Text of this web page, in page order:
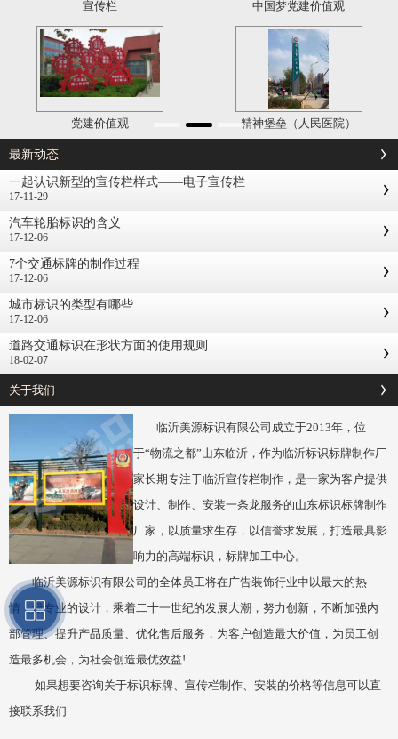
宣传栏 中国梦党建价值观
党建价值观 精神堡垒（人民医院）
最新动态
一起认识新型的宣传栏样式——电子宣传栏
17-11-29
汽车轮胎标识的含义
17-12-06
7个交通标牌的制作过程
17-12-06
城市标识的类型有哪些
17-12-06
道路交通标识在形状方面的使用规则
18-02-07
关于我们
临沂美源标识有限公司成立于2013年，位
于“物流之都”山东临沂，作为临沂标识标牌制作厂
家长期专注于临沂宣传栏制作，是一家为客户提供
设计、制作、安装一条龙服务的山东标识标牌制作
厂家，以质量求生存，以信誉求发展，打造最具影
响力的高端标识，标牌加工中心。
临沂美源标识有限公司的全体员工将在广告装饰行业中以最大的热
情，最专业的设计，乘着二十一世纪的发展大潮，努力创新，不断加强内
部管理、提升产品质量、优化售后服务，为客户创造最大价值，为员工创
造最多机会，为社会创造最优效益!
如果想要咨询关于标识标牌、宣传栏制作、安装的价格等信息可以直
接联系我们